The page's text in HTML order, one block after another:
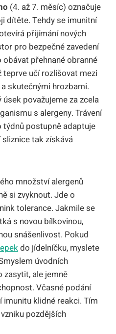
(4. až 7. měsíc) označuje
dítěte. Tehdy se imunitní
přijímání nových
pro bezpečné zavedení
přehnané obranné
učí rozlišovat mezi
skutečnými hrozbami.
považujeme za zcela
s alergeny. Trávení
postupně adaptuje
tak získává
množství alergenů
si zvyknout. Jde o
tolerance. Jakmile se
s novou bílkovinou,
snášenlivost. Pokud
do jídelníčku, myslete
úvodních
zasytit, ale jemně
Včasné podání
klidné reakci. Tím
pozdějších